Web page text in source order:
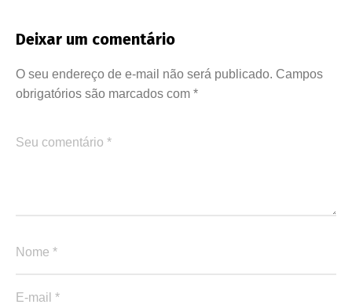
Deixar um comentário
O seu endereço de e-mail não será publicado. Campos
obrigatórios são marcados com *